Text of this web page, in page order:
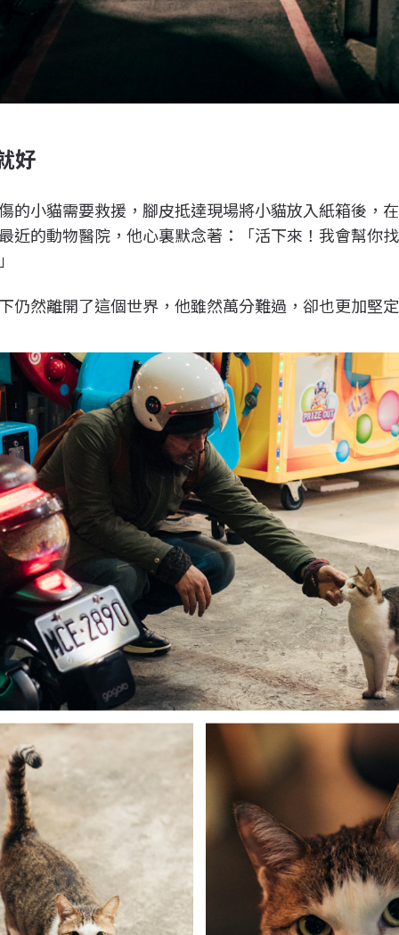
好
的小貓需要救援，腳皮抵達現場將小貓放入紙箱後，
近的動物醫院，他心裏默念著：「活下來！我會幫你
仍然離開了這個世界，他雖然萬分難過，卻也更加堅